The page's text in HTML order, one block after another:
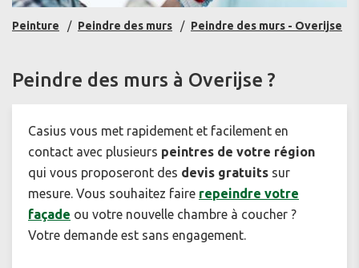
Peinture Peindre des murs Peindre des murs - Overijse
Peindre des murs à Overijse ?
Casius vous met rapidement et facilement en
contact avec plusieurs peintres de votre région
qui vous proposeront des devis gratuits sur
mesure. Vous souhaitez faire repeindre votre
façade ou votre nouvelle chambre à coucher ?
Votre demande est sans engagement.